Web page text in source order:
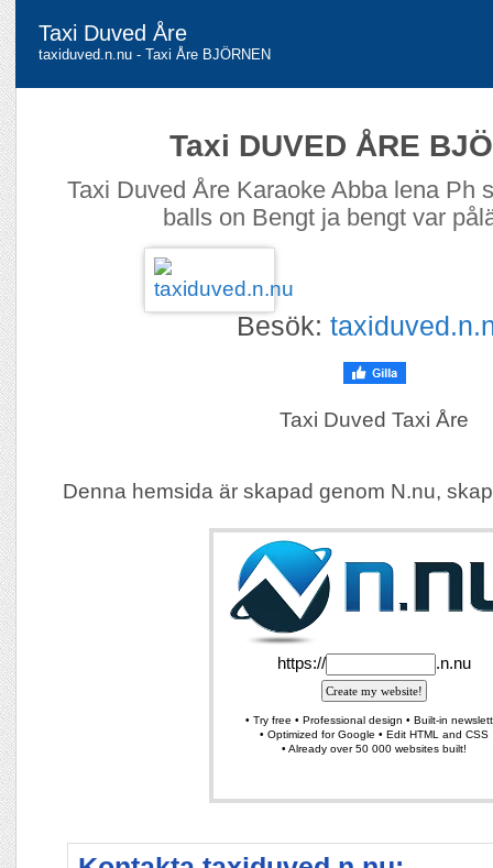
Taxi Duved Åre
taxiduved.n.nu - Taxi Åre BJÖRNEN
Taxi DUVED ÅRE
Taxi Duved Åre Karaoke Abba lena Ph
balls on Bengt ja bengt var
Besök:
Taxi Duved Taxi Åre
Denna hemsida är skapad genom N.nu,